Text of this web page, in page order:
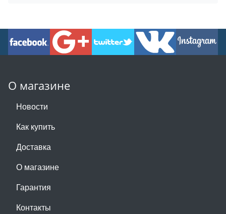
О магазине
Новости
Как купить
Доставка
О магазине
Гарантия
Контакты